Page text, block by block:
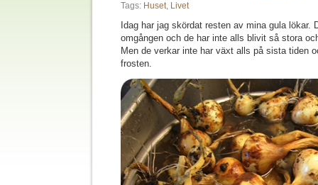
Tags: Huset, Livet
Idag har jag skördat resten av mina gula lökar.
omgången och de har inte alls blivit så stora
Men de verkar inte har växt alls på sista tiden
frosten.